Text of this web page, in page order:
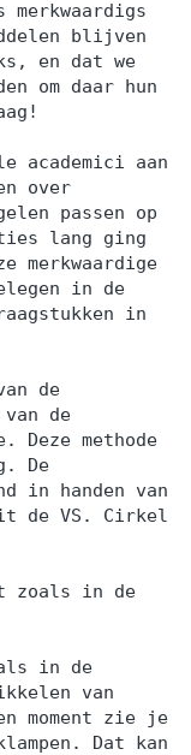
blijven
en dat we
om daar hun
academici aan
over
passen op
lang ging
merkwaardige
in de
in
de
van de
Deze methode
De
in handen van
de VS. Cirkel
zoals in de
in de
van
moment zie je
Dat kan